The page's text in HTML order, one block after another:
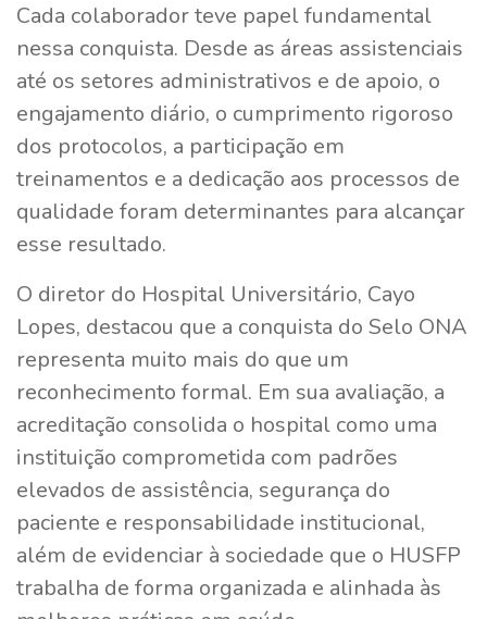
Cada colaborador teve papel fundamental
nessa conquista. Desde as áreas assistenciais
até os setores administrativos e de apoio, o
engajamento diário, o cumprimento rigoroso
dos protocolos, a participação em
treinamentos e a dedicação aos processos de
qualidade foram determinantes para alcançar
esse resultado.
O diretor do Hospital Universitário, Cayo
Lopes, destacou que a conquista do Selo ONA
representa muito mais do que um
reconhecimento formal. Em sua avaliação, a
acreditação consolida o hospital como uma
instituição comprometida com padrões
elevados de assistência, segurança do
paciente e responsabilidade institucional,
além de evidenciar à sociedade que o HUSFP
trabalha de forma organizada e alinhada às